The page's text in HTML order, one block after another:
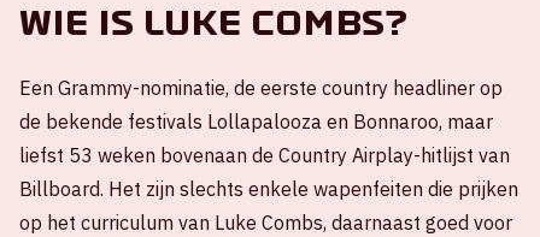
Wie is Luke Combs?
Een Grammy-nominatie, de eerste country headliner op
de bekende festivals Lollapalooza en Bonnaroo, maar
liefst 53 weken bovenaan de Country Airplay-hitlijst van
Billboard. Het zijn slechts enkele wapenfeiten die prijken
op het curriculum van Luke Combs, daarnaast goed voor